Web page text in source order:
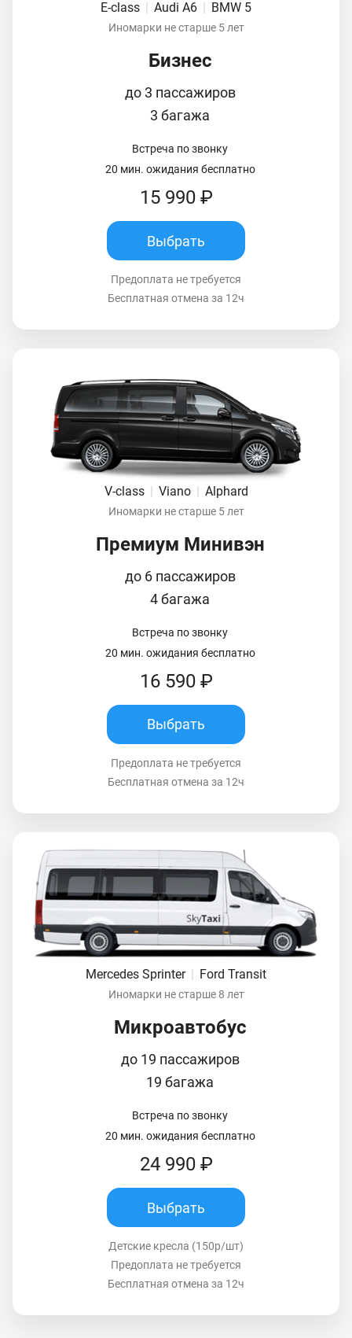
E-class | Audi A6 | BMW 5
Иномарки не старше 5 лет
Бизнес
до 3 пассажиров
3 багажа
Встреча по звонку
20 мин. ожидания бесплатно
15 990 ₽
Выбрать
Предоплата не требуется
Бесплатная отмена за 12ч
V-class | Viano | Alphard
Иномарки не старше 5 лет
Премиум Минивэн
до 6 пассажиров
4 багажа
Встреча по звонку
20 мин. ожидания бесплатно
16 590 ₽
Выбрать
Предоплата не требуется
Бесплатная отмена за 12ч
Mercedes Sprinter Ford Transit
Иномарки не старше 8 лет
Микроавтобус
до 19 пассажиров
19 багажа
Встреча по звонку
20 мин. ожидания бесплатно
24 990 ₽
Выбрать
Детские кресла (150р/шт)
Предоплата не требуется
Бесплатная отмена за 12ч